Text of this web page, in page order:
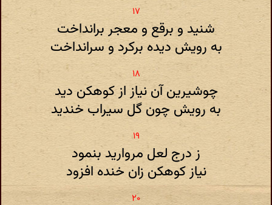
شنید و برقع و معجر برانداخت
به رویش دیده برکرد و سرانداخت
چوشیرین آن نیاز از کوهکن دید
به رویش چون گل سیراب خندید
ز درج لعل مروارید بنمود
نیاز کوهکن زان خنده افزود